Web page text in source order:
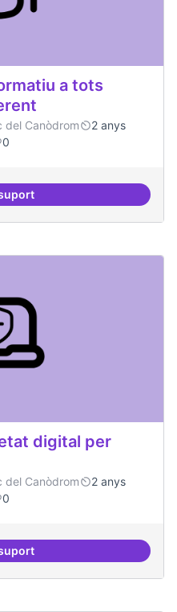
a tots
del Canòdrom
2 anys
0
un programa formatiu a
digital per
del Canòdrom
2 anys
0
de seguretat digital